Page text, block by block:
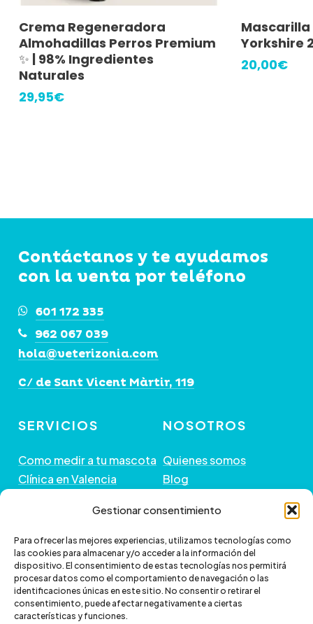
Gestionar consentimiento
Para ofrecer las mejores experiencias, utilizamos tecnologías como
las cookies para almacenar y/o acceder a la información del
dispositivo. El consentimiento de estas tecnologías nos permitirá
procesar datos como el comportamiento de navegación o las
identificaciones únicas en este sitio. No consentir o retirar el
consentimiento, puede afectar negativamente a ciertas
características y funciones.
Añadir Al Carrito
Crema Regeneradora
Almohadillas Perros Premium
✨ | 98% Ingredientes
Naturales
29,95€
Mascarilla
Yorkshire
20,00€
Contáctanos y te ayudamos
con la venta por teléfono
601 172 335
962 067 039
hola@veterizonia.com
C/ de Sant Vicent Màrtir, 119
SERVICIOS
Como medir a tu mascota
Clínica en Valencia
NOSOTROS
Quienes somos
Blog
GUÍA DE COMPRA
Preguntas frecuentes
Paga a plazos con Klarna
Paga a plazos con
+ INFORMACIÓN
Política de envío
Cambios y devoluciones
Política de Privacidad